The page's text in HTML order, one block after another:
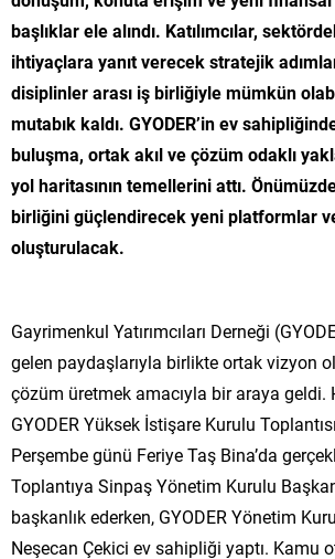
başlıklar ele alındı. Katılımcılar,
ihtiyaçlara yanıt verecek stratejik
disiplinler arası iş birliğiyle mümkün
mutabık kaldı. GYODER’in ev
buluşma, ortak akıl ve çözüm odaklı
yol haritasının temellerini attı.
birliğini güçlendirecek yeni platformlar
oluşturulacak.
Gayrimenkul Yatırımcıları Derneği
gelen paydaşlarıyla birlikte ortak vizyon
çözüm üretmek amacıyla bir araya geldi.
GYODER Yüksek İstişare Kurulu
Perşembe günü Feriye Taş Bina’da
Toplantıya Sinpaş Yönetim Kurulu
başkanlık ederken, GYODER Yönetim
Neşecan Çekici ev sahipliği yaptı. Kamu